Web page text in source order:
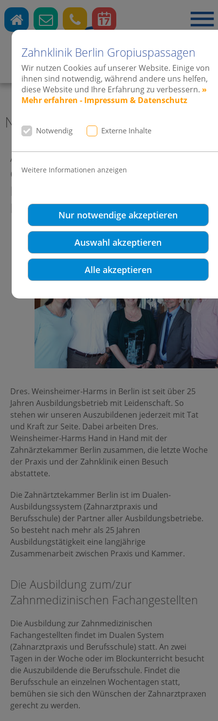
Zahnklinik Berlin Gropiuspassagen
Wir nutzen Cookies auf unserer Website. Einige von
ihnen sind notwendig, während andere uns helfen,
diese Website und Ihre Erfahrung zu verbessern. »
Mehr erfahren - Impressum & Datenschutz
Notwendig Externe Inhalte
Weitere Informationen anzeigen
Nur notwendige akzeptieren
Auswahl akzeptieren
Alle akzeptieren
Zahnärzte ·Kieferorthopädie ·Implantate
News 2015 Zahnklinik Berlin
Ausbildungsplatz Zahnklinik
Gropiuspassagen bekommt
Besuch der Zahnärztekammer
Berlin
Dres. Weinsheimer-Harms in Berlin ist seit über 25
Jahren Ausbildungsbetrieb mit Leidenschaft. So
stehen wir unseren Auszubildenen jederzeit mit Tat
und Kraft zur Seite. Dabei arbeiten Dres.
Weinsheimer-Harms Hand in Hand mit der
Zahnärztekammer Berlin zusammen, die letzte Woche
der Praxis und der Zahnklinik einen Besuch
abstattete.
Die Zahnärtztekammer Berlin ist im Dualen-
Ausbildungssystem (Zahnarztpraxis und
Berufsschule) der Partner aller Ausbildungsbetriebe.
So besteht nach mehr als 25 Jahren
Ausbildungstätigkeit eine langjährige
Zusammenarbeit zwischen Praxis und Kammer.
Die Ausbildung zum/zur
Zahnmedizinischen Fachangestellten
Die Ausbildung zur Zahnmedizinischen
Fachangestellten findet im Dualen System
(Zahnarztpraxis und Berufsschule) statt. An zwei
Tagen in der Woche oder im Blockunterricht besucht
die Auszubildende die Berufsschule. Findet die
Berufsschule an einzelnen Wochentagen statt,
bemühen sie sich den Wünschen der Zahnarztpraxen
gerecht zu werden.